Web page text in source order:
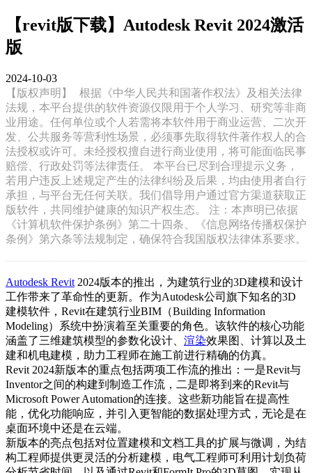
【revit版下载】Autodesk Revit 2024激活
版
2024-10-03
【版权声明】
根据《中华人民共和国著作权法》及相关法律
法规，本平台提供的软件资源仅限用于个人学习、研究等非商
业用途。任何单位或个人若需将本软件用于商业运营、二次开
发、公共服务等营利性场景，必须事先取得软件著作权人的合
法授权或许可。未经授权擅自进行商业使用，将可能面临民事
赔偿、行政处罚等法律责任。 本平台已尽到合理提示义务，
若用户违反上述规定产生的法律纠纷及后果，均由使用者自行
承担，与平台无任何关联。我们倡导用户通过官方渠道获取正
版软件，共同维护健康的知识产权生态。 注：本声明已依据
《计算机软件保护条例》第二十四条、《信息网络传播权保护
条例》第六条等法规制定，确保符合我国版权法律体系要求。
Autodesk Revit 2024版本的推出，为建筑行业的3D建模和设计
工作带来了革命性的更新。作为Autodesk公司旗下知名的3D
建模软件，Revit在建筑行业BIM（Building Information
Modeling）系统中扮演着至关重要的角色。该软件的核心功能
涵盖了三维建筑模型的参数化设计、 渲染效果图、计算以及土
建和机电建模，助力工程师在施工前进行精确的仿真。
Revit 2024新版本的重点包括两项工作流的推出：一是Revit与
Inventor之间的构建到制造工作流，二是即将到来的Revit与
Microsoft Power Automation的连接。这些新功能旨在提高性
能，优化功能响应，并引入更智能的数据处理方式，无论是在
桌面环境中还是在云端。
新版本的亮点包括对位置建模和文档工具的扩展与微调，为结
构工程师提供更灵活的分析建模，电气工程师可利用计划负荷